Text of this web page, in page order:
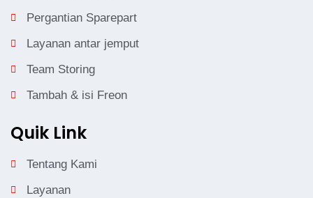
Pergantian Sparepart
Layanan antar jemput
Team Storing
Tambah & isi Freon
Quik Link
Tentang Kami
Layanan